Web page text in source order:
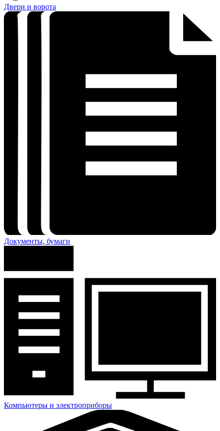
Двери и ворота
Документы, бумаги
Компьютеры и электроприборы